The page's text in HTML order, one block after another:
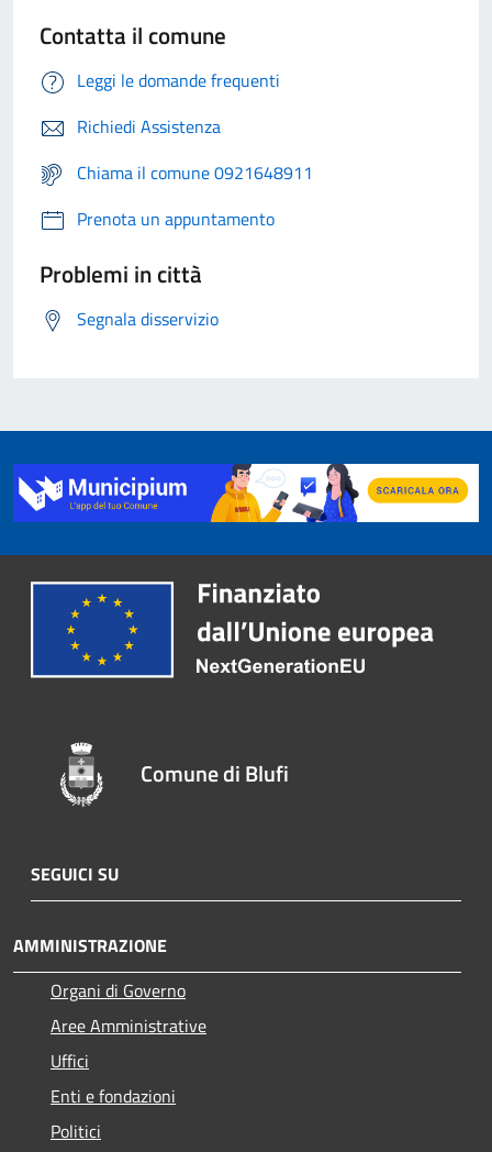
Contatta il comune
Leggi le domande frequenti
Richiedi Assistenza
Chiama il comune 0921648911
Prenota un appuntamento
Problemi in città
Segnala disservizio
Comune di Blufi
SEGUICI SU
AMMINISTRAZIONE
Organi di Governo
Aree Amministrative
Uffici
Enti e fondazioni
Politici